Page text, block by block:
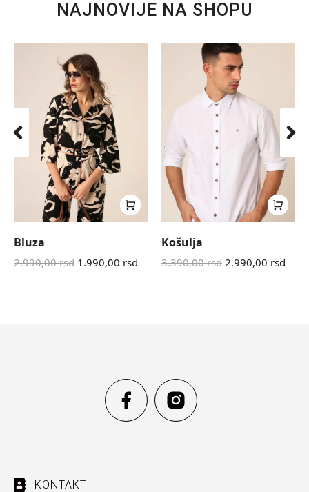
NAJNOVIJE NA SHOPU
Bluza
2.990,00rsd 1.990,00 rsd
Košulja
3.390,00rsd 2.990,00 rsd
KONTAKT